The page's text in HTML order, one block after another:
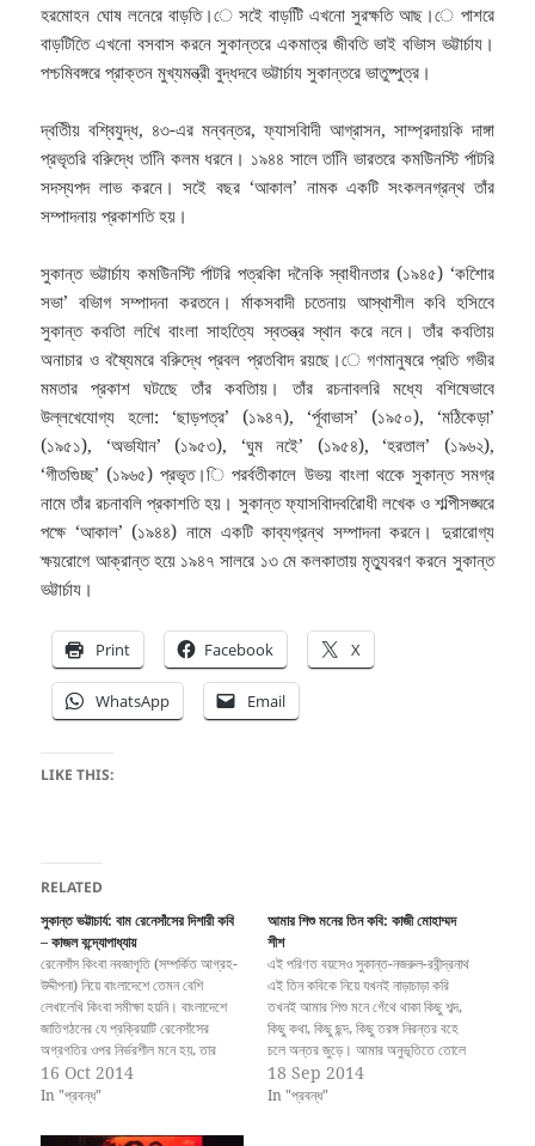
হরমোহন ঘোষ লনেরে বাড়তি।ে সইে বাড়টিি এখনো সুরক্ষতি আছ।ে পাশরে
বাড়টিতিে এখনো বসবাস করনে সুকান্তরে একমাত্র জীবতি ভাই বভিাস ভট্টার্চায।
পশ্চমিবঙ্গরে প্রাক্তন মুখ্যমন্ত্রী বুদ্ধদবে ভট্টার্চায সুকান্তরে ভাতুষ্পুত্র।
দ্বতিীয় বশ্বিযুদ্ধ, ৪৩-এর মন্বন্তর, ফ্যাসবিাদী আগ্রাসন, সাম্প্রদায়কি দাঙ্গা
প্রভৃতরি বরিুদ্ধে তনিি কলম ধরনে। ১৯৪৪ সালে তনিি ভারতরে কমউিনস্টি র্পাটরি
সদস্যপদ লাভ করনে। সইে বছর ‘আকাল’ নামক একটি সংকলনগ্রন্থ তাঁর
সম্পাদনায় প্রকাশতি হয়।
সুকান্ত ভট্টার্চায কমউিনস্টি র্পাটরি পত্রকিা দনৈকি স্বাধীনতার (১৯৪৫) ‘কশিোর
সভা’ বভিাগ সম্পাদনা করতনে। র্মাকসবাদী চতেনায় আস্থাশীল কবি হসিবেে
সুকান্ত কবতিা লখিে বাংলা সাহত্যিে স্বতন্ত্র স্থান করে ননে। তাঁর কবতিায়
অনাচার ও বষ্যৈমরে বরিুদ্ধে প্রবল প্রতবিাদ রয়ছে।ে গণমানুষরে প্রতি গভীর
মমতার প্রকাশ ঘটছেে তাঁর কবতিায়। তাঁর রচনাবলরি মধ্যে বশিষেভাবে
উল্লখেযোগ্য হলো: ‘ছাড়পত্র’ (১৯৪৭), ‘র্পূবাভাস’ (১৯৫০), ‘মঠিকেড়া’
(১৯৫১), ‘অভযিান’ (১৯৫৩), ‘ঘুম নইে’ (১৯৫৪), ‘হরতাল’ (১৯৬২),
‘গীতগিুচ্ছ’ (১৯৬৫) প্রভৃত।ি পরর্বতীকালে উভয় বাংলা থকেে সুকান্ত সমগ্র
নামে তাঁর রচনাবলি প্রকাশতি হয়। সুকান্ত ফ্যাসবিাদবরিোধী লখেক ও শল্পিীসঙ্ঘরে
পক্ষে ‘আকাল’ (১৯৪৪) নামে একটি কাব্যগ্রন্থ সম্পাদনা করনে। দুরারোগ্য
ক্ষয়রোগে আক্রান্ত হয়ে ১৯৪৭ সালরে ১৩ মে কলকাতায় মৃত্যুবরণ করনে সুকান্ত
ভট্টার্চায।
Print Facebook X
WhatsApp Email
LIKE THIS:
RELATED
সুকান্ত ভট্টাচার্য: বাম রেনেসাঁসের দিশারী কবি
– কাজল বন্দ্যোপাধ্যায়
রেনেসাঁস কিংবা নবজাগৃতি (সম্পর্কিত আগ্রহ-
উদ্দীপনা) নিয়ে বাংলাদেশে তেমন বেশি
লেখালেখি কিংবা সমীক্ষা হয়নি। বাংলাদেশে
জাতিগঠনের যে প্রক্রিয়াটি রেনেসাঁসের
অগ্রগতির ওপর নির্ভরশীল মনে হয়, তার
হালফিল অবস্থা আমাদের জানা নেই।
চারদিকে এ উপলব্ধিরও অভাব যে জাতি গঠন
বিকাশও আগাবে না। তবে, নানাভাবেই ছোট
16 Oct 2014
In "প্রবন্ধ"
আমার শিশু মনের তিন কবি: কাজী মোহাম্মদ
শীশ
এই পরিণত বয়সেও সুকান্ত-নজরুল-রবীন্দ্রনাথ
এই তিন কবিকে নিয়ে যখনই নাড়াচাড়া করি
তখনই আমার শিশু মনে গেঁথে থাকা কিছু শব্দ,
কিছু কথা, কিছু ছন্দ, কিছু তরঙ্গ নিরন্তর বহে
চলে অন্তর জুড়ে। আমার অনুভূতিতে তোলে
এমন সব ঢেউ যা ভাষায় রূপ দেওয়ার সাধ্য
আমার নেই। কেমন করে কোথা থেকে শুর
18 Sep 2014
In "প্রবন্ধ"